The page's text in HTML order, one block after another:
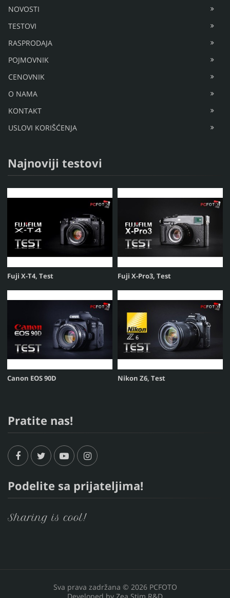
NOVOSTI
TESTOVI
RASPRODAJA
POJMOVNIK
CENOVNIK
O NAMA
KONTAKT
USLOVI KORIŠĆENJA
Najnoviji testovi
Fuji X-T4, Test Fuji X-Pro3, Test
Canon EOS 90D Nikon Z6, Test
Pratite nas!
Podelite sa prijateljima!
Sharing is cool!
Sva prava zadržana © 2026 PCFOTO